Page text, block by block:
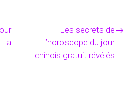
la
Les secrets de
l’horoscope du jour
chinois gratuit révélés